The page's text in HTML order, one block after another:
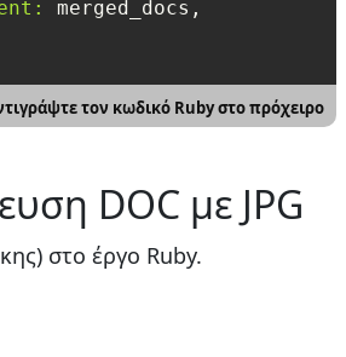
merged_docs,
τον κωδικό Ruby στο πρόχειρο
DOC με JPG
στο έργο Ruby.